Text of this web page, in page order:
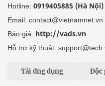
Hotline: 0919405885 (Hà Nội)
Email: contact@vietnamnet.vn
Báo giá: http://vads.vn
Hỗ trợ kỹ thuật:
Tải ứng dụng Độc